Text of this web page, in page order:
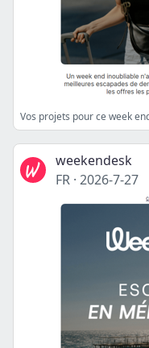
Vos projets pour ce week
weekendesk
FR · 2026-7-27